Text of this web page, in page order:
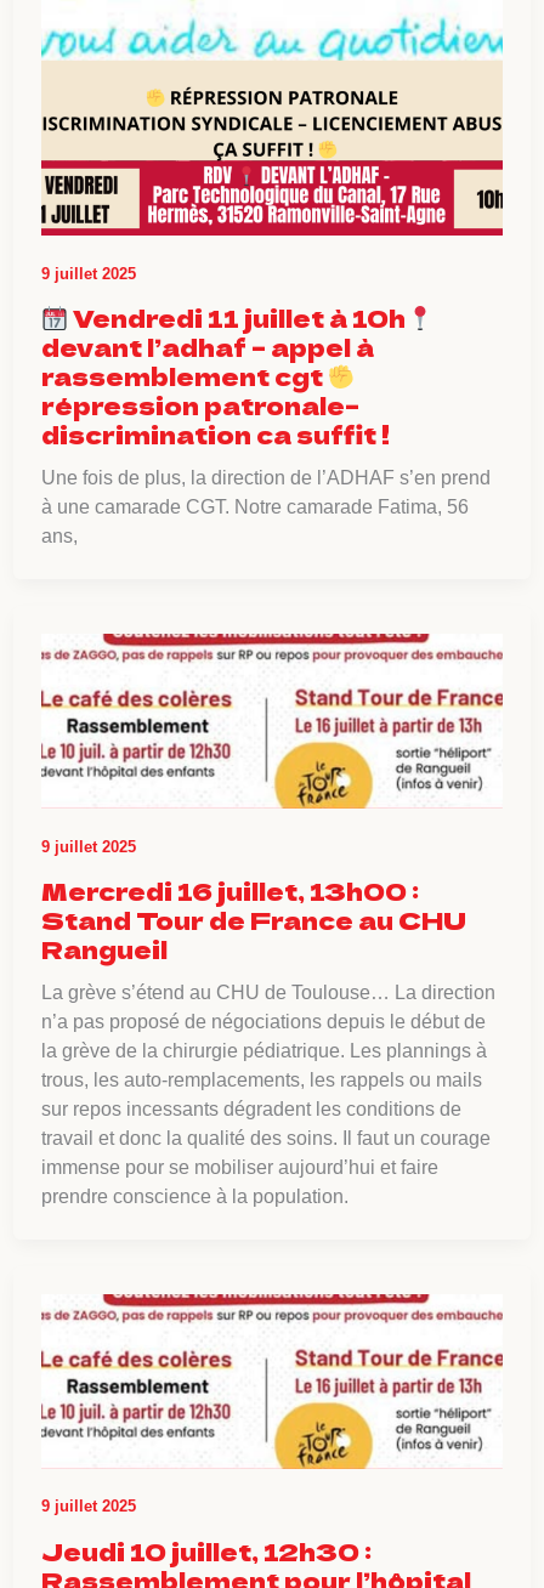
9 juillet 2025
Vendredi 11 juillet à 10h
devant l’adhaf – appel à
rassemblement cgt
répression patronale–
discrimination ca suffit !
Une fois de plus, la direction de l’ADHAF s’en prend
à une camarade CGT. Notre camarade Fatima, 56
ans,
9 juillet 2025
Mercredi 16 juillet, 13h00 :
Stand Tour de France au CHU
Rangueil
La grève s’étend au CHU de Toulouse… La direction
n’a pas proposé de négociations depuis le début de
la grève de la chirurgie pédiatrique. Les plannings à
trous, les auto-remplacements, les rappels ou mails
sur repos incessants dégradent les conditions de
travail et donc la qualité des soins. Il faut un courage
immense pour se mobiliser aujourd’hui et faire
prendre conscience à la population.
9 juillet 2025
Jeudi 10 juillet, 12h30 :
Rassemblement pour l’hôpital